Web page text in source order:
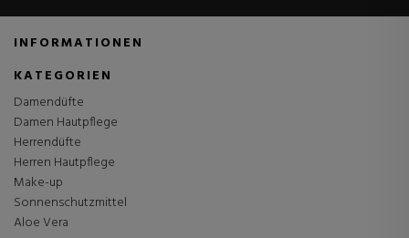
INFORMATIONEN
KATEGORIEN
Damendüfte
Damen Hautpflege
Herrendüfte
Herren Hautpflege
Make-up
Sonnenschutzmittel
Aloe Vera